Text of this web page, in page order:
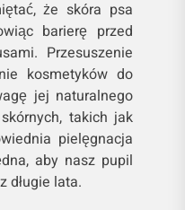
że skóra psa
barierę przed
Przesuszenie
kosmetyków do
jej naturalnego
takich jak
pielęgnacja
aby nasz pupil
długie lata.